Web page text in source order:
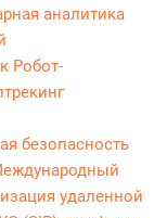
аналитика
Робот-
безопасность
удаленной